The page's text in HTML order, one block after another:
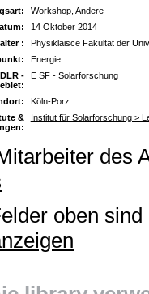
Workshop, Andere
14 Oktober 2014
:
Physiklaisce Fakultät der
Energie
DLR -
E SF - Solarforschung
Köln-Porz
&
Institut für Solarforschung >
des
oben